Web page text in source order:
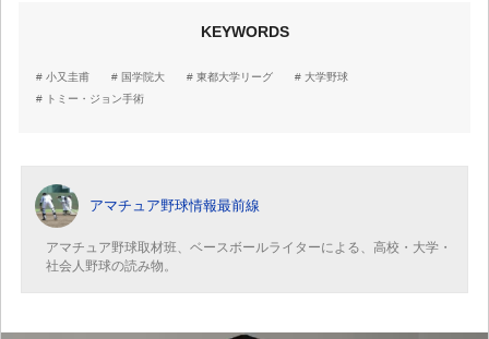
KEYWORDS
小又圭甫 国学院大 東都大学リーグ
大学野球
トミー・ジョン手術
アマチュア野球情報最前線
アマチュア野球取材班、ベースボールライターによる、高校・大学・
社会人野球の読み物。